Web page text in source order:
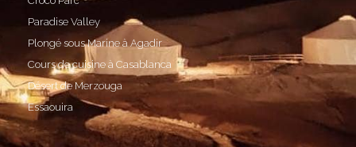
Paradise Valley
Plongé sous Marine à Agadir
Cours de cuisine à Casablanca
Désert de Merzouga
Essaouira